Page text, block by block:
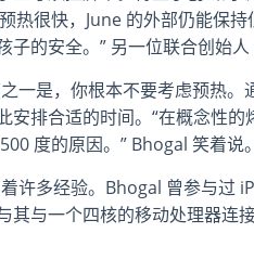
热很快，June 的外部仍能保
子的安全。” 另一位联合创始
一是，你根本不要考虑预热
安排合适的时间。“在概念性
度的原因。” Bhogal 笑着说。
许多经验。Bhogal 曾参与过
其与一个四核的移动处理器连